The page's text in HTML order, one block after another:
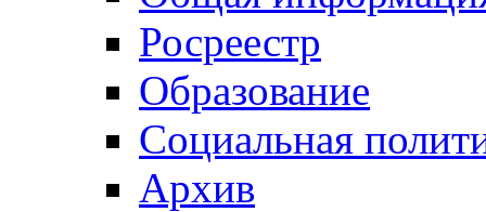
Росреестр
Образование
Социальная
Архив